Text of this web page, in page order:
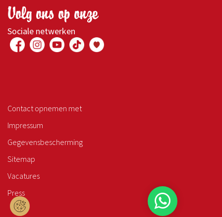
Volg ons op onze
Sociale netwerken
Contact opnemen met
Impressum
Gegevensbescherming
Sitemap
Vacatures
Press